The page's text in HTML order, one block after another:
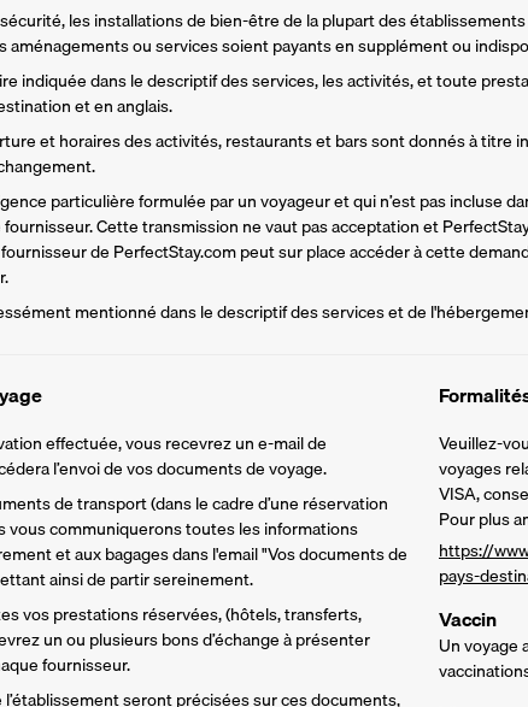
les installations de bien-être de la plupart des
aménagements ou services soient payants en supplément ou
indiquée dans le descriptif des services, les activités, et toute
et en anglais.
et horaires des activités, restaurants et bars sont donnés à titre
particulière formulée par un voyageur et qui n’est pas incluse
Cette transmission ne vaut pas acceptation et
de PerfectStay.com peut sur place accéder à cette
mentionné dans le descriptif des services et de
effectuée, vous recevrez un e-mail de
l’envoi de vos documents de voyage.
de transport (dans le cadre d’une réservation
vous communiquerons toutes les informations
et aux bagages dans l'email "Vos documents de
ainsi de partir sereinement.
vos prestations réservées, (hôtels, transferts,
un ou plusieurs bons d’échange à présenter
fournisseur.
seront précisées sur ces documents,
Veuillez-
voyages
VISA,
Pour plus
https://
pays-
Vaccin
Un voyage